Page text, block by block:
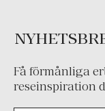
Få förmånliga
reseinspiration